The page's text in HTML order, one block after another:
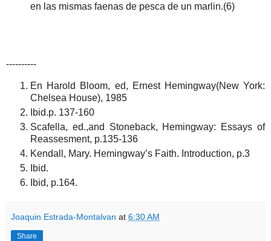
en las mismas faenas de pesca de un marlin.(6)
----------
En Harold Bloom, ed, Ernest Hemingway(New York:
Chelsea House), 1985
Ibid.p. 137-160
Scafella, ed.,and Stoneback, Hemingway: Essays of
Reassesment, p.135-136
Kendall, Mary. Hemingway’s Faith. Introduction, p.3
Ibid.
Ibid, p.164.
Joaquin Estrada-Montalvan at 6:30 AM
Share